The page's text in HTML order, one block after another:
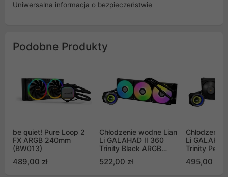
Uniwersalna informacja o bezpieczeństwie
Podobne Produkty
be quiet! Pure Loop 2
FX ARGB 240mm
(BW013)
489,00 zł
Chłodzenie wodne Lian
Li GALAHAD II 360
Trinity Black ARGB
522,00 zł
Chłodzenie
Li
Trinity
495,00 zł